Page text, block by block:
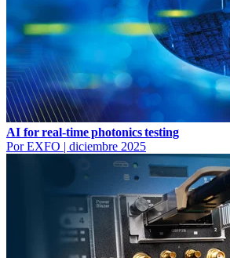
AI for real-time photonics testing
Por EXFO | diciembre 2025